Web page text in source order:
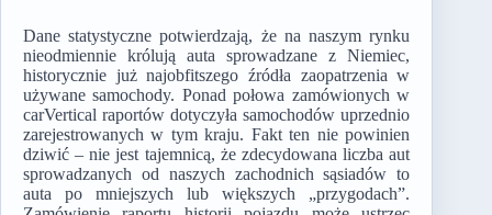
Dane statystyczne potwierdzają, że na naszym rynku
nieodmiennie królują auta sprowadzane z Niemiec,
historycznie już najobfitszego źródła zaopatrzenia w
używane samochody. Ponad połowa zamówionych w
carVertical raportów dotyczyła samochodów uprzednio
zarejestrowanych w tym kraju. Fakt ten nie powinien
dziwić – nie jest tajemnicą, że zdecydowana liczba aut
sprowadzanych od naszych zachodnich sąsiadów to
auta po mniejszych lub większych „przygodach”.